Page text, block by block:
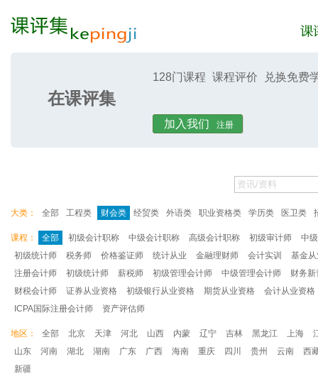
课评集在课评集
128门课程 课程评价 兑换免费
加入我们 注册
大类： 全部 工程类 财会类 经贸类 外语类 职业资格类 学历类 医卫类
课程： 全部 初级会计职称 中级会计职称 高级会计职称 初级审计师
中
初级统计师
税务师 价格鉴证师 统计从业 金融理财师 会计实训
基金
注册会计师
初级统计师 薪税师 初级管理会计师 中级管理会计师
财务新
财税会计师
证券从业资格 初级银行从业资格 期货从业资格
会计从业资格
ICPA国际注册会计师
资产评估师
地区： 全部 北京 天津 河北 山西 内蒙 辽宁 吉林 黑龙江 上海
山东
河南 湖北 湖南 广东 广西 海南 重庆 四川 贵州 云南
西
新疆